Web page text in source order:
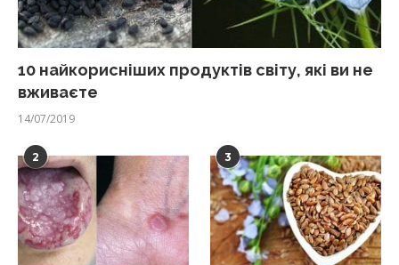
10 найкорисніших продуктів світу, які ви не
вживаєте
14/07/2019
2 3